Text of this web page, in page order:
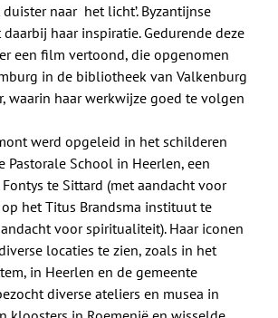
duister naar het licht’. Byzantijnse
haar inspiratie. Gedurende deze
een film vertoond, die opgenomen
in de bibliotheek van Valkenburg
waarin haar werkwijze goed te volgen
werd opgeleid in het schilderen
Pastorale School in Heerlen, een
te Sittard (met aandacht voor
het Titus Brandsma instituut te
voor spiritualiteit). Haar iconen
locaties te zien, zoals in het
in Heerlen en de gemeente
diverse ateliers en musea in